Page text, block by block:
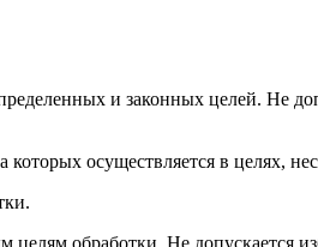
и законных целей. Не
осуществляется в целях,